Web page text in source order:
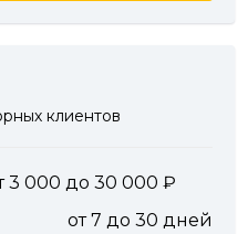
клиентов
3 000 до 30 000
от 7 до 30 дней